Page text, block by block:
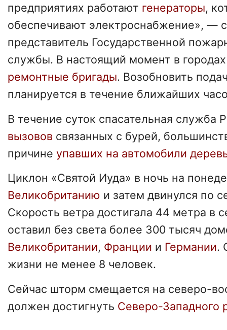
предприятиях работают генераторы,
обеспечивают электроснабжение», —
представитель Государственной
службы. В настоящий момент в
ремонтные бригады. Возобновить
планируется в течение ближайших
В течение суток спасательная служба
вызовов связанных с бурей,
причине упавших на автомобили
Циклон «Святой Иуда» в ночь на
Великобританию и затем двинулся по
Скорость ветра достигала 44 метра в
оставил без света более 300 тысяч
Великобритании, Франции и Германии.
жизни не менее 8 человек.
Сейчас шторм смещается на северо-
должен достигнуть Северо-Западного